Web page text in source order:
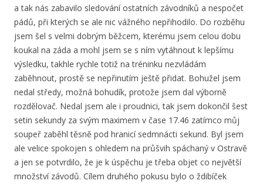
a tak nás zabavilo sledování ostatních závodníků a nespočet
pádů, při kterých se ale nic vážného nepřihodilo. Do rozběhu
jsem šel s velmi dobrým běžcem, kterému jsem celou dobu
koukal na záda a mohl jsem se s ním vytáhnout k lepšímu
výsledku, takhle rychle totiž na tréninku nezvládám
zaběhnout, prostě se nepřinutím ještě přidat. Bohužel jsem
nedal středy, možná bohudík, protože jsem dal výborně
rozdělovač. Nedal jsem ale i proudnici, tak jsem dokončil šest
setin sekundy za svým maximem v čase 17.46 zatímco můj
soupeř zaběhl těsně pod hranicí sedmnácti sekund. Byl jsem
ale velice spokojen s ohledem na průšvih spáchaný v Ostravě
a jen se potvrdilo, že je k úspěchu je třeba objet co největší
množství závodů. Cílem druhého pokusu bylo o ždibíček